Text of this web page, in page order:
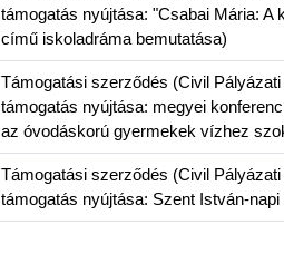
támogatás nyújtása: "Csabai Mária: A
című iskoladráma bemutatása)
Támogatási szerződés (Civil Pályázati
támogatás nyújtása: megyei
az óvodáskorú gyermekek vízhez
Támogatási szerződés (Civil Pályázati
támogatás nyújtása: Szent István-